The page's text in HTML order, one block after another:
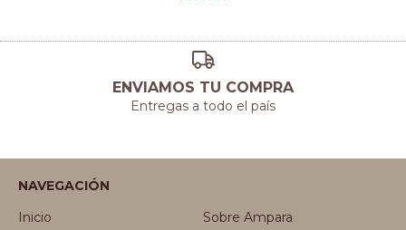
ENVIAMOS TU COMPRA
Entregas a todo el país
NAVEGACIÓN
Inicio
Sobre Ampara